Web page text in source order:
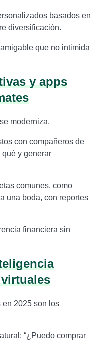
basados en
diversificación.
que no intimida
y apps
moderniza.
con compañeros de
qué y generar
comunes, como
una boda, con reportes
financiera sin
en 2025 son los
“¿Puedo comprar